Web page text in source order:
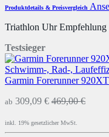
Produktdetails & Preisvergleich
Triathlon Uhr Empfehlung
Testsieger
Garmin Forerunner 920XT
ab 309,09 € 469,00 €
inkl. 19% gesetzlicher MwSt.